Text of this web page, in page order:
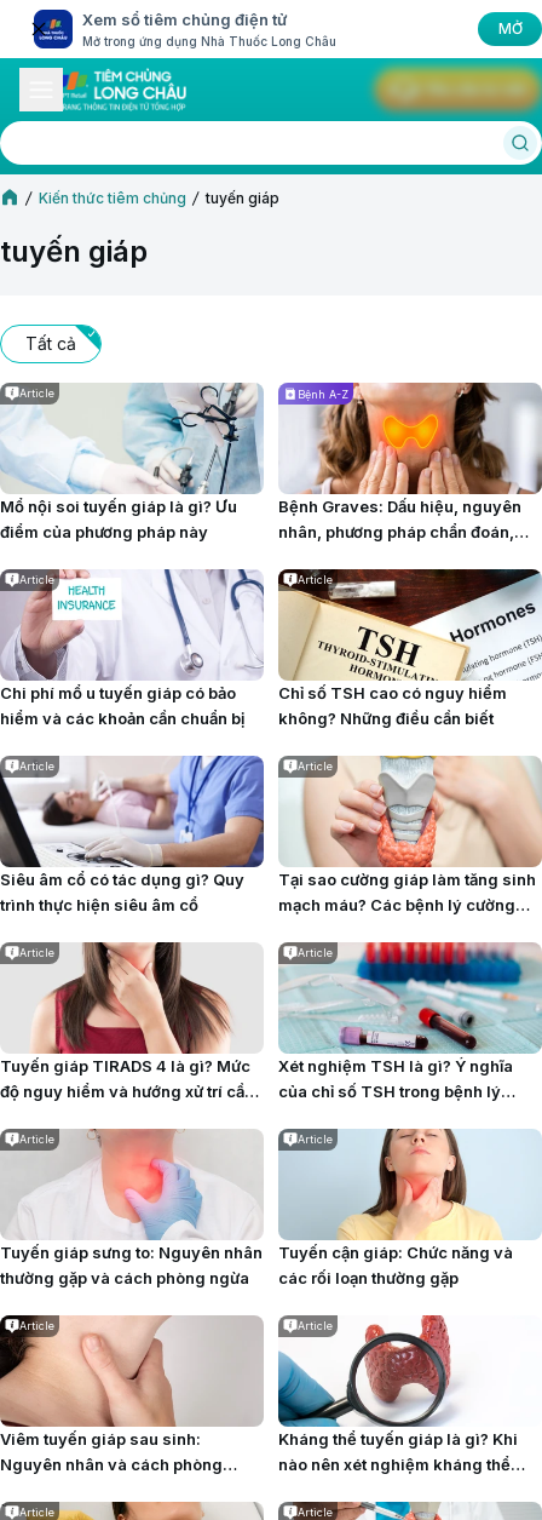
Xem sổ tiêm chủng điện tử
Mở trong ứng dụng Nhà Thuốc Long Châu
MỞ
Kiến thức tiêm chủng tuyến giáp
tuyến giáp
Tất cả
Article
Mổ nội soi tuyến giáp là gì? Ưu
điểm của phương pháp này
Bệnh A-Z
Bệnh Graves: Dấu hiệu, nguyên
nhân, phương pháp chẩn đoán,
Article
Chi phí mổ u tuyến giáp có bảo
hiểm và các khoản cần chuẩn bị
Article
Chỉ số TSH cao có nguy hiểm
không? Những điều cần biết
Article
Siêu âm cổ có tác dụng gì? Quy
trình thực hiện siêu âm cổ
Article
Tại sao cường giáp làm tăng sinh
mạch máu? Các bệnh lý cường
Article
Tuyến giáp TIRADS 4 là gì? Mức
độ nguy hiểm và hướng xử trí cần
Article
Xét nghiệm TSH là gì? Ý nghĩa
của chỉ số TSH trong bệnh lý
Article
Tuyến giáp sưng to: Nguyên nhân
thường gặp và cách phòng ngừa
Article
Tuyến cận giáp: Chức năng và
các rối loạn thường gặp
Article
Viêm tuyến giáp sau sinh:
Nguyên nhân và cách phòng
Article
Kháng thể tuyến giáp là gì? Khi
nào nên xét nghiệm kháng thể
Article Article